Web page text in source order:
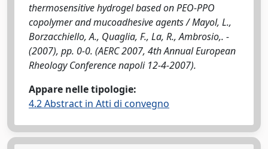
thermosensitive hydrogel based on PEO-PPO
copolymer and mucoadhesive agents / Mayol, L.,
Borzacchiello, A., Quaglia, F., La, R., Ambrosio,. -
(2007), pp. 0-0. (AERC 2007, 4th Annual European
Rheology Conference napoli 12-4-2007).
Appare nelle tipologie:
4.2 Abstract in Atti di convegno